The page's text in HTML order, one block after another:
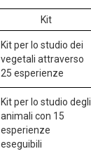
Kit
Kit per lo studio dei
vegetali attraverso
25 esperienze
Kit per lo studio degli
animali con 15
esperienze
eseguibili